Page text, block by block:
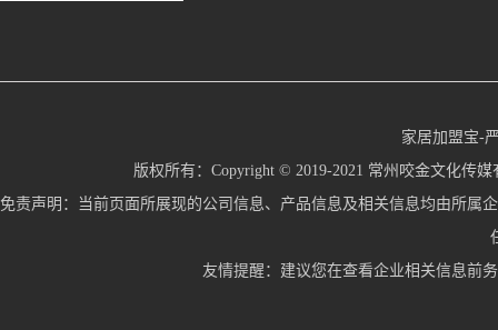
家居加盟宝-
版权所有：Copyright © 2019-2021 常州咬金文化传媒
免责声明：当前页面所展现的公司信息、产品信息及相关信息均由所属
友情提醒：建议您在查看企业相关信息前